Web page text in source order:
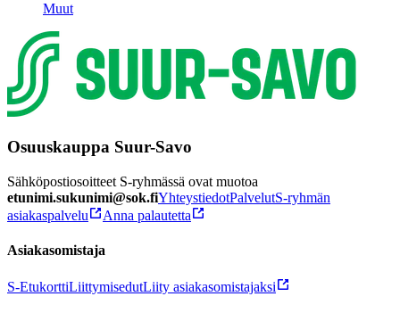
Muut
Osuuskauppa Suur-Savo
Sähköpostiosoitteet S-ryhmässä ovat muotoa
etunimi.sukunimi@sok.fiYhteystiedotPalvelutS-ryhmän
asiakaspalvelu
Anna palautetta
Asiakasomistaja
S-EtukorttiLiittymisedutLiity asiakasomistajaksi